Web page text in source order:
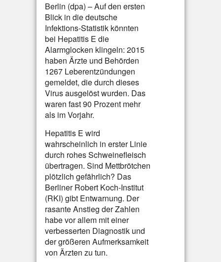
Berlin (dpa) – Auf den ersten
Blick in die deutsche
Infektions-Statistik könnten
bei Hepatitis E die
Alarmglocken klingeln: 2015
haben Ärzte und Behörden
1267 Leberentzündungen
gemeldet, die durch dieses
Virus ausgelöst wurden. Das
waren fast 90 Prozent mehr
als im Vorjahr.
Hepatitis E wird
wahrscheinlich in erster Linie
durch rohes Schweinefleisch
übertragen. Sind Mettbrötchen
plötzlich gefährlich? Das
Berliner Robert Koch-Institut
(RKI) gibt Entwarnung. Der
rasante Anstieg der Zahlen
habe vor allem mit einer
verbesserten Diagnostik und
der größeren Aufmerksamkeit
von Ärzten zu tun.